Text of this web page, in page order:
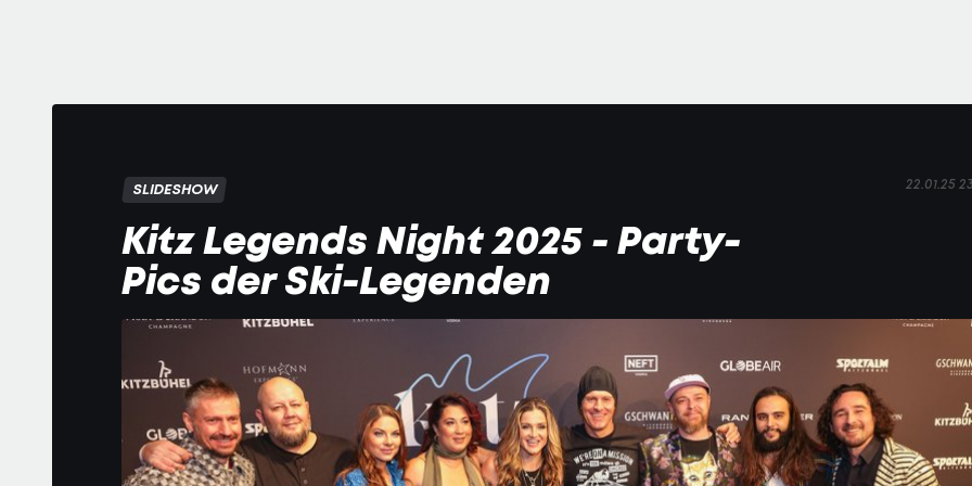
22.01.25
SLIDESHOW
Kitz Legends Night 2025 - Party-
Pics der Ski-Legenden